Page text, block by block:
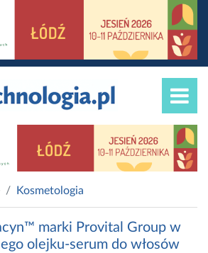
Kosmetologia
marki Provital Group w
olejku-serum do włosów